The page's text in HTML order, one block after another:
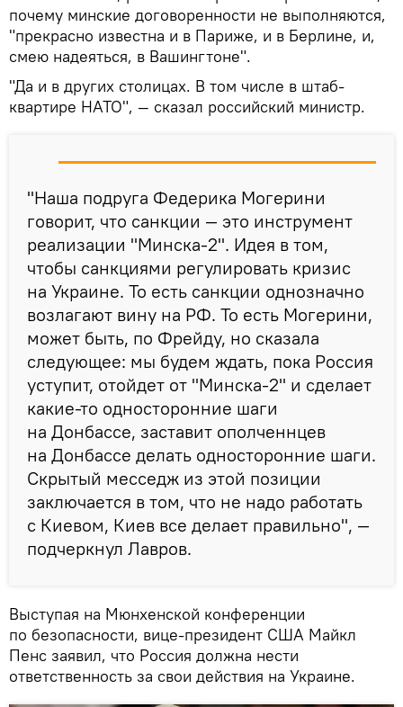
почему минские договоренности не выполняются,
"прекрасно известна и в Париже, и в Берлине, и,
смею надеяться, в Вашингтоне".
"Да и в других столицах. В том числе в штаб-
квартире НАТО", — сказал российский министр.
"Наша подруга Федерика Могерини
говорит, что санкции — это инструмент
реализации "Минска-2". Идея в том,
чтобы санкциями регулировать кризис
на Украине. То есть санкции однозначно
возлагают вину на РФ. То есть Могерини,
может быть, по Фрейду, но сказала
следующее: мы будем ждать, пока Россия
уступит, отойдет от "Минска-2" и сделает
какие-то односторонние шаги
на Донбассе, заставит ополченнцев
на Донбассе делать односторонние шаги.
Скрытый месседж из этой позиции
заключается в том, что не надо работать
с Киевом, Киев все делает правильно", —
подчеркнул Лавров.
Выступая на Мюнхенской конференции
по безопасности, вице-президент США Майкл
Пенс заявил, что Россия должна нести
ответственность за свои действия на Украине.